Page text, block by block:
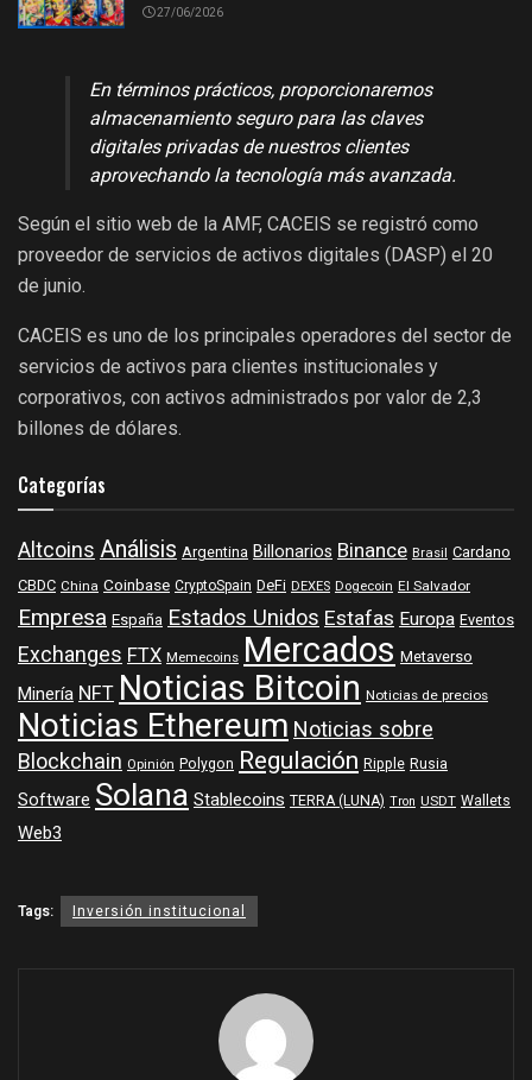
27/06/2026
En términos prácticos, proporcionaremos
almacenamiento seguro para las claves
digitales privadas de nuestros clientes
aprovechando la tecnología más avanzada.
Según el sitio web de la AMF, CACEIS se registró como
proveedor de servicios de activos digitales (DASP) el 20
de junio.
CACEIS es uno de los principales operadores del sector de
servicios de activos para clientes institucionales y
corporativos, con activos administrados por valor de 2,3
billones de dólares.
Categorías
Altcoins Análisis Argentina Billonarios Binance Brasil Cardano
CBDC China Coinbase CryptoSpain DeFi DEXES Dogecoin El Salvador
Empresa España Estados Unidos Estafas Europa Eventos
Exchanges FTX Memecoins Mercados Metaverso
Minería NFTNoticias Bitcoin Noticias de precios
Noticias EthereumNoticias sobre
Blockchain Opinión Polygon Regulación Ripple Rusia
Software Solana Stablecoins TERRA (LUNA) Tron USDT Wallets
Web3
Tags: Inversión institucional